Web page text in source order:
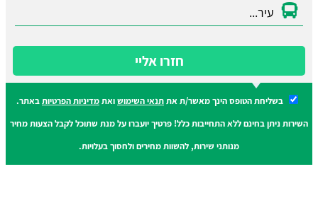
חזרו אליי
בשליחת הטופס הינך מאשר/ת אתתנאי השימושואתמדיניות הפרטיותבאתר.
השירות ניתן בחינם ללא התחייבות כלל! פרטיך יועברו על מנת שתוכל לקבל הצעות מחיר
מנותני שירות, להשוות מחירים ולחסוך בעלויות.